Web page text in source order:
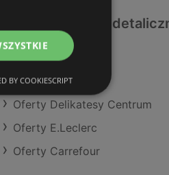
Podobne sklepy
Oferty Aldi
Oferty SPAR
Oferty Delikatesy Centrum
Oferty E.Leclerc
Oferty Carrefour
BY COOKIESCRIPT